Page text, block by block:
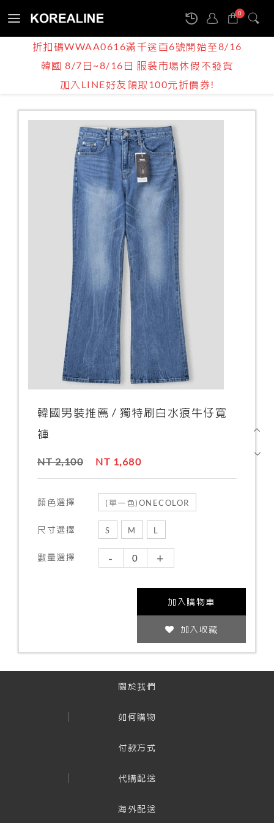
0
折扣碼WWAA0616滿千送百6號開始至8/16
韓國 8/7日~8/16日 服裝市場休假不發貨
加入LINE好友領取100元折價券!
產品介紹 BOY | MEN
牛仔褲
韓國男裝推薦 / 獨特刷白水痕牛仔寬褲
韓國男裝推薦 / 獨特刷白水痕牛仔寬
褲
NT 2,100 NT 1,680
顏色選擇 (單一色)ONECOLOR
尺寸選擇 S M L
數量選擇 - +
加入購物車
加入收藏
關於我們
如何購物
付款方式
代購配送
海外配送